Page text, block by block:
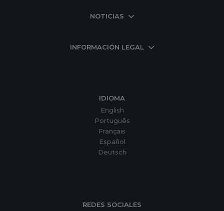
NOTICIAS
INFORMACIÓN LEGAL
IDIOMA
English
Português
Français
Español
Deutsch
REDES SOCIALES